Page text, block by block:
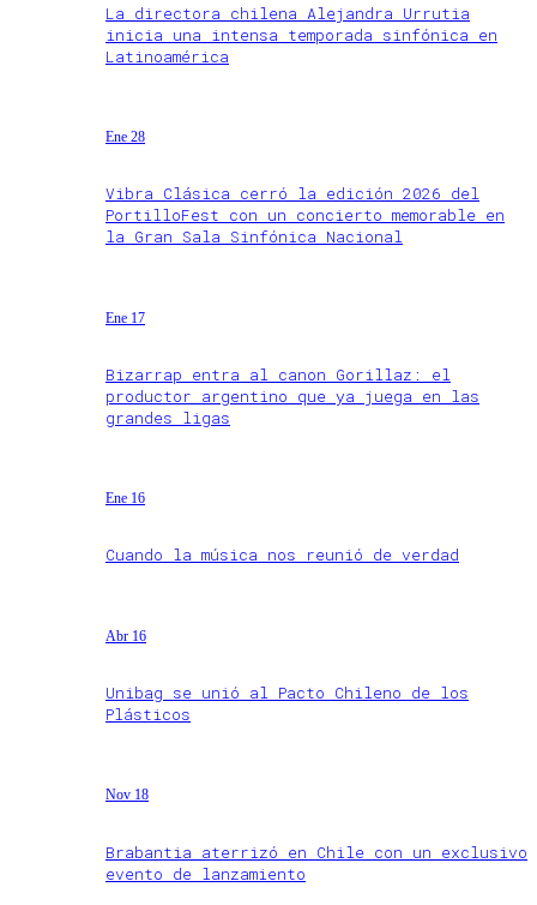
La directora chilena Alejandra Urrutia
inicia una intensa temporada sinfónica en
Latinoamérica
Ene 28
Vibra Clásica cerró la edición 2026 del
PortilloFest con un concierto memorable en
la Gran Sala Sinfónica Nacional
Ene 17
Bizarrap entra al canon Gorillaz: el
productor argentino que ya juega en las
grandes ligas
Ene 16
Cuando la música nos reunió de verdad
Abr 16
Unibag se unió al Pacto Chileno de los
Plásticos
Nov 18
Brabantia aterrizó en Chile con un exclusivo
evento de lanzamiento